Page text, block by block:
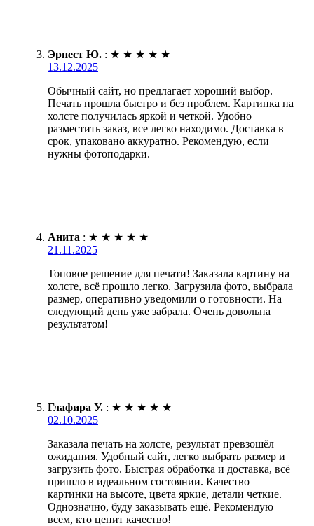
Эрнест Ю. : ★ ★ ★ ★ ★
13.12.2025
Обычный сайт, но предлагает хороший выбор.
Печать прошла быстро и без проблем. Картинка на
холсте получилась яркой и четкой. Удобно
разместить заказ, все легко находимо. Доставка в
срок, упаковано аккуратно. Рекомендую, если
нужны фотоподарки.
Анита : ★ ★ ★ ★ ★
21.11.2025
Топовое решение для печати! Заказала картину на
холсте, всё прошло легко. Загрузила фото, выбрала
размер, оперативно уведомили о готовности. На
следующий день уже забрала. Очень довольна
результатом!
Глафира У. : ★ ★ ★ ★ ★
02.10.2025
Заказала печать на холсте, результат превзошёл
ожидания. Удобный сайт, легко выбрать размер и
загрузить фото. Быстрая обработка и доставка, всё
пришло в идеальном состоянии. Качество
картинки на высоте, цвета яркие, детали четкие.
Однозначно, буду заказывать ещё. Рекомендую
всем, кто ценит качество!